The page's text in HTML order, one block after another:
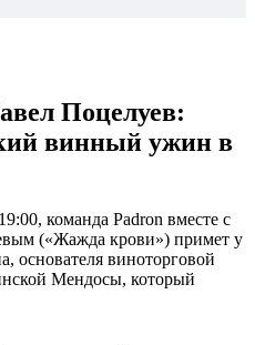
Поцелуев:
винный ужин в
команда Padron вместе с
(«Жажда крови») примет у
основателя виноторговой
Мендосы, который